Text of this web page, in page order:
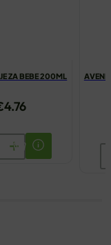
ZA BEBE 200ML
4.76
AVENE